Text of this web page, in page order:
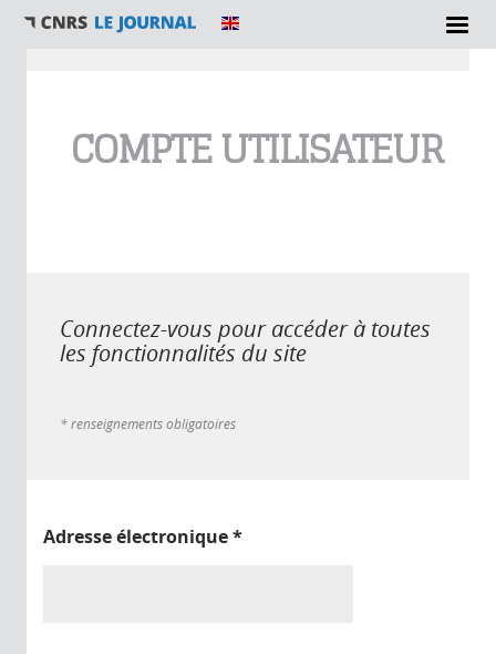
COMPTE UTILISATEUR
Connectez-vous pour accéder à toutes
les fonctionnalités du site
* renseignements obligatoires
Adresse électronique*